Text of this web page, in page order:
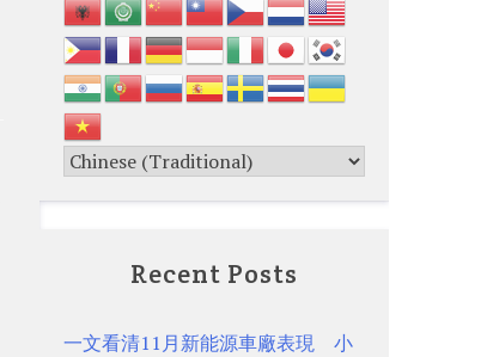
Recent Posts
一文看清11月新能源車廠表現 小